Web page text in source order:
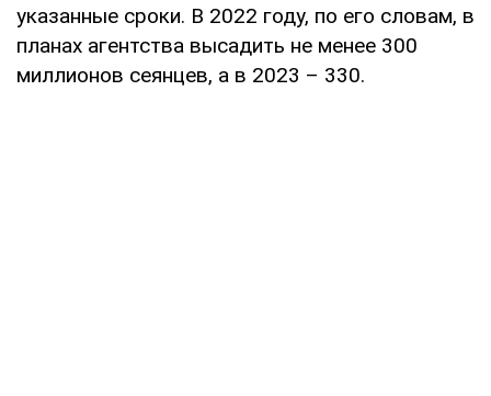
указанные сроки. В 2022 году, по его словам, в
планах агентства высадить не менее 300
миллионов сеянцев, а в 2023 – 330.